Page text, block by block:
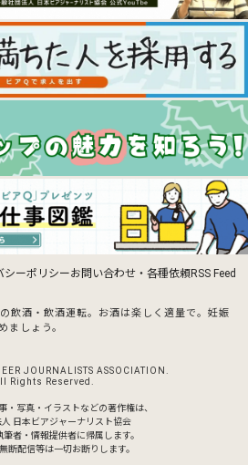
シーポリシーお問い合わせ・各種依頼RSS Feed
飲酒・飲酒運転。お酒は楽しく適量で。 妊娠
ましょう。
JOURNALISTS ASSOCIATION.
Rights Reserved.
・写真・イラストなどの著作権は、
日本ビアジャーナリスト協会
筆者・情報提供者に帰属します。
断配信等は一切お断りします。